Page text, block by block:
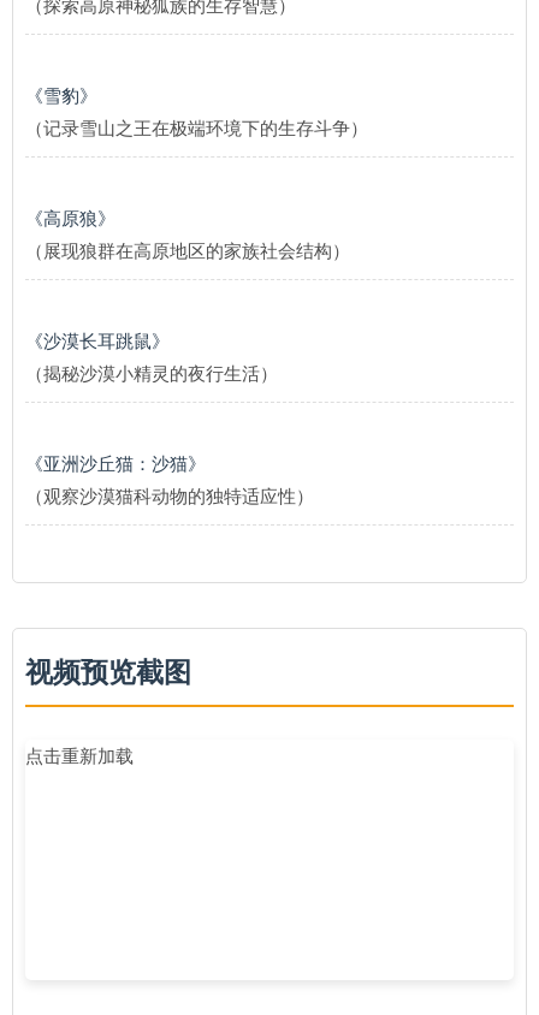
（探索高原神秘狐族的生存智慧）
《雪豹》
（记录雪山之王在极端环境下的生存斗争）
《高原狼》
（展现狼群在高原地区的家族社会结构）
《沙漠长耳跳鼠》
（揭秘沙漠小精灵的夜行生活）
《亚洲沙丘猫：沙猫》
（观察沙漠猫科动物的独特适应性）
视频预览截图
点击重新加载